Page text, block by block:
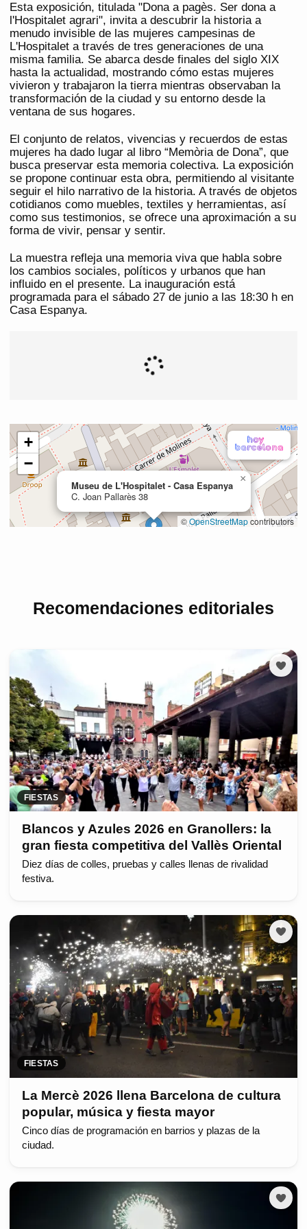
Esta exposición, titulada "Dona a pagès. Ser dona a
l'Hospitalet agrari", invita a descubrir la historia a
menudo invisible de las mujeres campesinas de
L'Hospitalet a través de tres generaciones de una
misma familia. Se abarca desde finales del siglo XIX
hasta la actualidad, mostrando cómo estas mujeres
vivieron y trabajaron la tierra mientras observaban la
transformación de la ciudad y su entorno desde la
ventana de sus hogares.
El conjunto de relatos, vivencias y recuerdos de estas
mujeres ha dado lugar al libro “Memòria de Dona”, que
busca preservar esta memoria colectiva. La exposición
se propone continuar esta obra, permitiendo al visitante
seguir el hilo narrativo de la historia. A través de objetos
cotidianos como muebles, textiles y herramientas, así
como sus testimonios, se ofrece una aproximación a su
forma de vivir, pensar y sentir.
La muestra refleja una memoria viva que habla sobre
los cambios sociales, políticos y urbanos que han
influido en el presente. La inauguración está
programada para el sábado 27 de junio a las 18:30 h en
Casa Espanya.
Recomendaciones editoriales
FIESTAS
Blancos y Azules 2026 en Granollers: la
gran fiesta competitiva del Vallès Oriental
Diez días de colles, pruebas y calles llenas de rivalidad
festiva.
FIESTAS
La Mercè 2026 llena Barcelona de cultura
popular, música y fiesta mayor
Cinco días de programación en barrios y plazas de la
ciudad.